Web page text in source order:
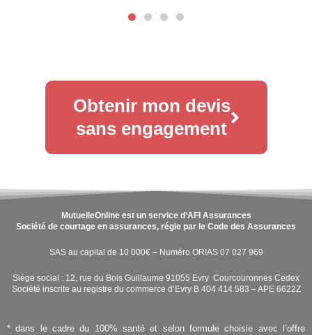
Obtenir mon devis
sans engagement
MutuelleOnline est un service d’AFI Assurances
Société de courtage en assurances, régie par le Code des Assurances
SAS au capital de 10 000€ – Numéro ORIAS 07 027 969
Siège social : 12, rue du Bois Guillaume 91055 Evry Courcouronnes Cedex
Société inscrite au registre du commerce d’Evry B 404 414 583 – APE 6622Z
* dans le cadre du 100% santé et selon formule choisie avec l’offre